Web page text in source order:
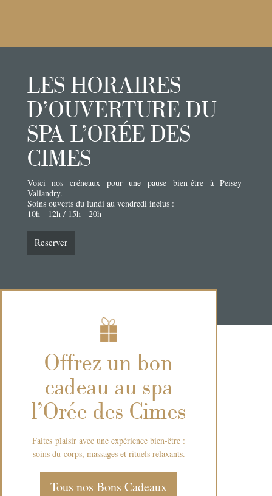
LES HORAIRES
D’OUVERTURE DU
SPA L’ORÉE DES
CIMES
Voici nos créneaux pour une pause bien-être à Peisey-
Vallandry.
Soins ouverts du lundi au vendredi inclus :
10h - 12h / 15h - 20h
Reserver
Offrez un bon
cadeau au spa
l'Orée des Cimes
Faitesplaisir avec une expérience bien-être :
soins du corps, massages et rituels relaxants.
Tous nos Bons Cadeaux